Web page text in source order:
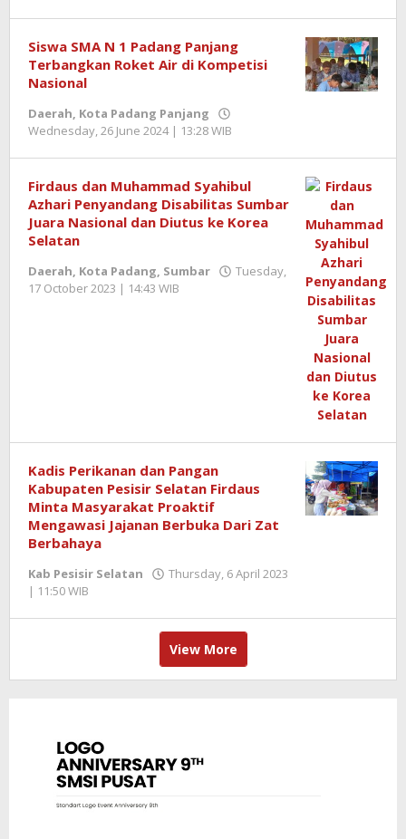
Siswa SMA N 1 Padang Panjang
Terbangkan Roket Air di Kompetisi
Nasional
Daerah, Kota Padang Panjang
Wednesday, 26 June 2024 | 13:28 WIB
Firdaus dan Muhammad Syahibul
Azhari Penyandang Disabilitas Sumbar
Juara Nasional dan Diutus ke Korea
Selatan
Daerah, Kota Padang, Sumbar
Tuesday,
17 October 2023 | 14:43 WIB
Kadis Perikanan dan Pangan
Kabupaten Pesisir Selatan Firdaus
Minta Masyarakat Proaktif
Mengawasi Jajanan Berbuka Dari Zat
Berbahaya
Kab Pesisir Selatan
Thursday, 6 April 2023
| 11:50 WIB
View More